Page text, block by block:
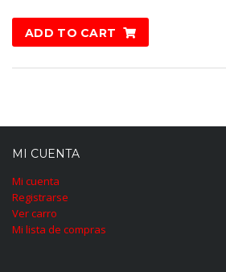
ADD TO CART
MI CUENTA
Mi cuenta
Registrarse
Ver carro
Mi lista de compras